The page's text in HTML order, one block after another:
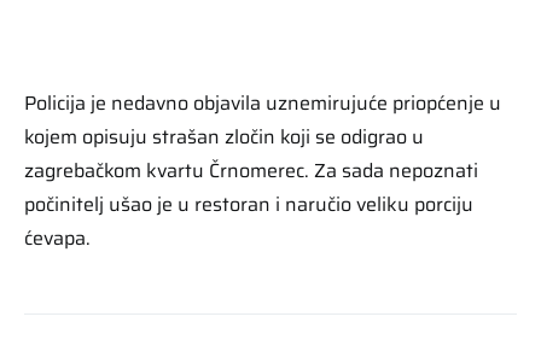
Policija je nedavno objavila uznemirujuće priopćenje u
kojem opisuju strašan zločin koji se odigrao u
zagrebačkom kvartu Črnomerec. Za sada nepoznati
počinitelj ušao je u restoran i naručio veliku porciju
ćevapa.